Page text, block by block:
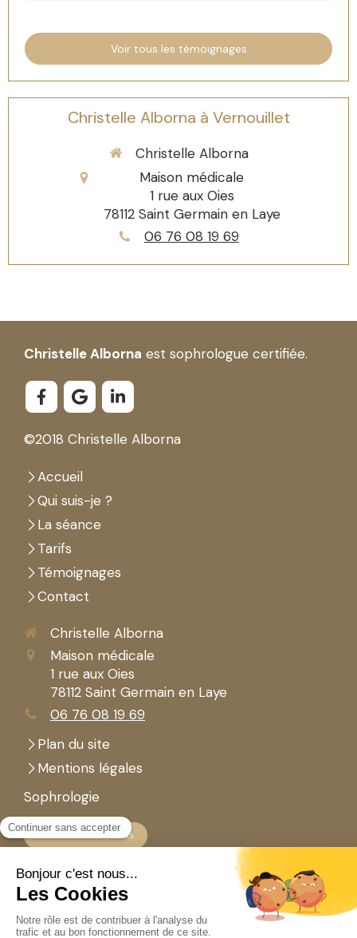
Voir tous les témoignages
Christelle Alborna à Vernouillet
Christelle Alborna
Maison médicale
1 rue aux Oies
78112 Saint Germain en Laye
06 76 08 19 69
Christelle Alborna est sophrologue certifiée.
©2018 Christelle Alborna
Accueil
Qui suis-je ?
La séance
Tarifs
Témoignages
Contact
Christelle Alborna
Maison médicale
1 rue aux Oies
78112 Saint Germain en Laye
06 76 08 19 69
Plan du site
Mentions légales
Sophrologie
Prendre rendez-vous
Newsletter
Votre email